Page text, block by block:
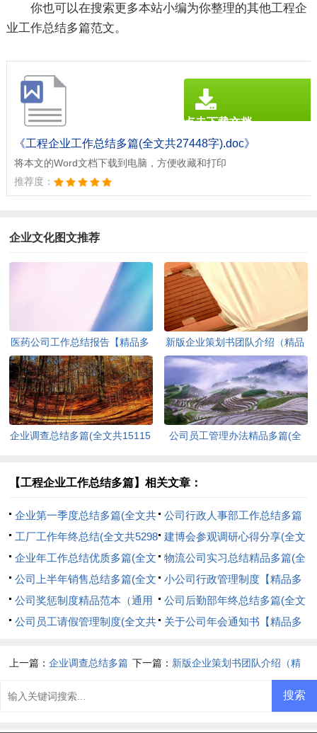
你也可以在搜索更多本站小编为你整理的其他工程企
业工作总结多篇范文。
《工程企业工作总结多篇(全文共27448字).doc》
将本文的Word文档下载到电脑，方便收藏和打印
推荐度：
点击下载文档
文档为doc格式
企业文化图文推荐
医药公司工作总结报告【精品多
篇】(全文共6964字)
新版企业策划书团队介绍（精品
多篇）(全文共7367字)
企业调查总结多篇(全文共15115
公司员工管理办法精品多篇(全
【工程企业工作总结多篇】相关文章：
企业第一季度总结多篇(全文共
5298字)
公司行政人事部工作总结多篇
(全文共38917字)
工厂工作年终总结(全文共5298
字)
建博会参观调研心得分享(全文
共1097字)
企业年工作总结优质多篇(全文
共6415字)
物流公司实习总结精品多篇(全
文共10084字)
公司上半年销售总结多篇(全文
共11747字)
小公司行政管理制度【精品多
篇】(全文共537字)
公司奖惩制度精品范本（通用
多篇）(全文共19486字)
公司后勤部年终总结多篇(全文
共40555字)
公司员工请假管理制度(全文共
关于公司年会通知书【精品多
上一篇：企业调查总结多篇 下一篇： 新版企业策划书团队介绍（精